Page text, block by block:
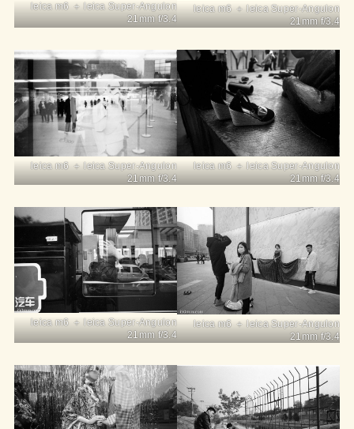
leica m6 ＋ leica Super-Angulon
21mm f/3.4
leica m6 ＋ leica Super-Angulon
21mm f/3.4
leica m6 ＋ leica Super-Angulon
21mm f/3.4
leica m6 ＋ leica Super-Angulon
21mm f/3.4
leica m6 ＋ leica Super-Angulon
21mm f/3.4
leica m6 ＋ leica Super-Angulon
21mm f/3.4